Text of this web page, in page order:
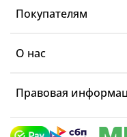
Покупателям
О нас
Правовая